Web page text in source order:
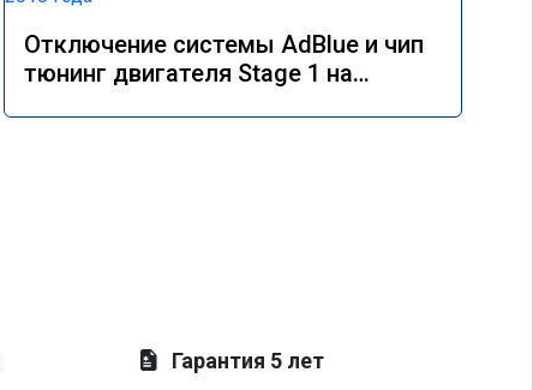
Отключение системы AdBlue и чип
тюнинг двигателя Stage 1 на
Гарантия 5 лет